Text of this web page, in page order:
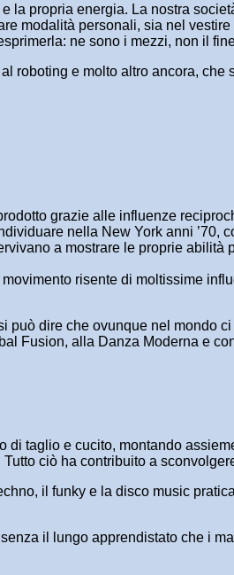
la propria energia. La nostra
modalità personali, sia nel vestire
ne sono i mezzi, non il
roboting e molto altro ancora, che
grazie alle influenze
nella New York anni ’70,
a mostrare le proprie abilità
risente di moltissime
può dire che ovunque nel mondo
Fusion, alla Danza Moderna e
di taglio e cucito, montando
ciò ha contribuito a
il funky e la disco music
il lungo apprendistato che i